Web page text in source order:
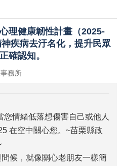
理健康韌性計畫（2025-
疾病去汙名化，提升民眾
確認知。
務所
您情緒低落想傷害自己或他人
在空中關心您。~苗栗縣政
問候，就像關心老朋友一樣簡